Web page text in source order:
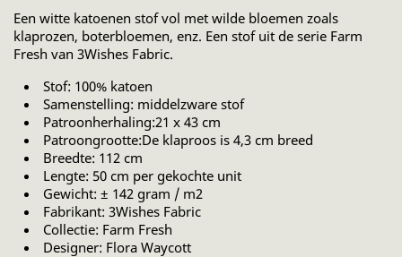
Een witte katoenen stof vol met wilde bloemen zoals
klaprozen, boterbloemen, enz. Een stof uit de serie Farm
Fresh van 3Wishes Fabric.
Stof: 100% katoen
Samenstelling: middelzware stof
Patroonherhaling:21 x 43 cm
Patroongrootte:De klaproos is 4,3 cm breed
Breedte: 112 cm
Lengte: 50 cm per gekochte unit
Gewicht: ± 142 gram / m2
Fabrikant: 3Wishes Fabric
Collectie: Farm Fresh
Designer: Flora Waycott